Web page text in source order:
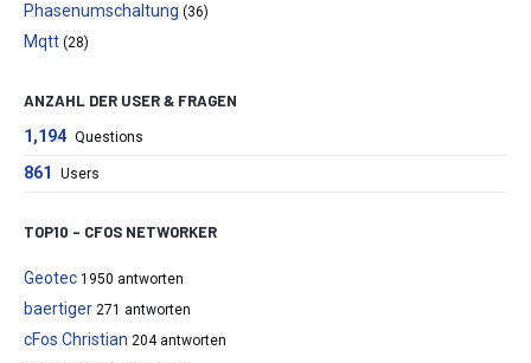
Phasenumschaltung (36)
Mqtt (28)
ANZAHL DER USER & FRAGEN
1,194 Questions
861 Users
TOP10 – CFOS NETWORKER
Geotec 1950 antworten
baertiger 271 antworten
cFos Christian 204 antworten